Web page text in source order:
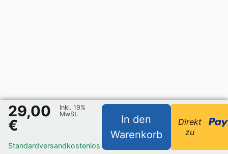
29,00
€
Inkl. 19%
MwSt.
Standardversandkostenlos
In den
Warenkorb
Direkt
zu